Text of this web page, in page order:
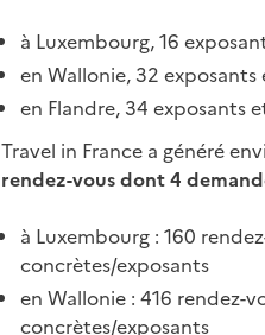
à Luxembourg, 16
en Wallonie, 32
en Flandre, 34 exposants
Travel in France a généré
rendez-vous dont 4
à Luxembourg : 160
concrètes/exposants
en Wallonie : 416 rendez-
concrètes/exposants